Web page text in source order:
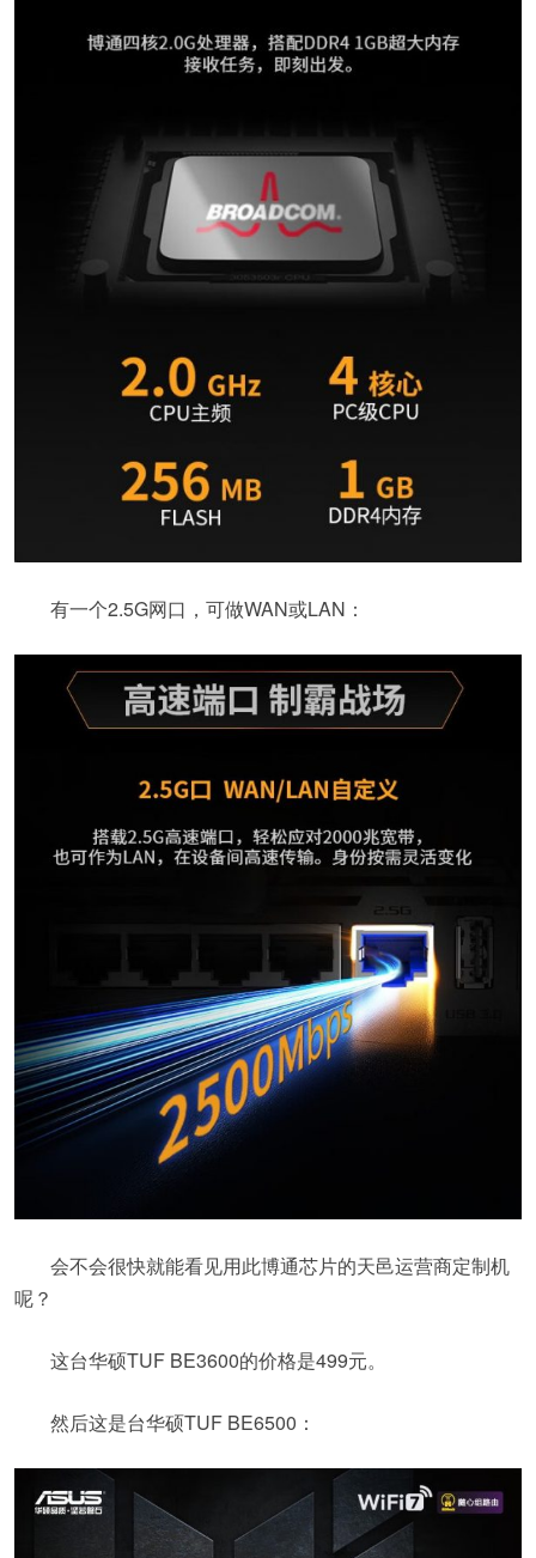
有一个2.5G网口，可做WAN或LAN：
会不会很快就能看见用此博通芯片的天邑运营商定制机
呢？
这台华硕TUF BE3600的价格是499元。
然后这是台华硕TUF BE6500：